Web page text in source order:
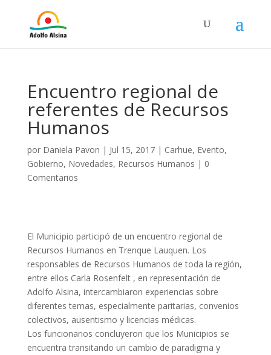
Encuentro regional de
referentes de Recursos
Humanos
por Daniela Pavon | Jul 15, 2017| Carhue, Evento,
Gobierno, Novedades, Recursos Humanos | 0
Comentarios
El Municipio participó de un encuentro regional de
Recursos Humanos en Trenque Lauquen. Los
responsables de Recursos Humanos de toda la región,
entre ellos Carla Rosenfelt , en representación de
Adolfo Alsina, intercambiaron experiencias sobre
diferentes temas, especialmente paritarias, convenios
colectivos, ausentismo y licencias médicas.
Los funcionarios concluyeron que los Municipios se
encuentra transitando un cambio de paradigma y